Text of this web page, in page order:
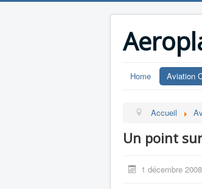
Home Aviation
Accueil
Un point
1 décembre 2008